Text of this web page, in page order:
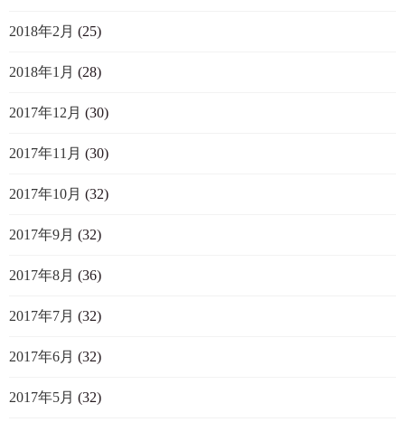
2018年2月 (25)
2018年1月 (28)
2017年12月 (30)
2017年11月 (30)
2017年10月 (32)
2017年9月 (32)
2017年8月 (36)
2017年7月 (32)
2017年6月 (32)
2017年5月 (32)